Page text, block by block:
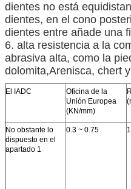
dientes no está
dientes, en el cono
dientes entre añade una
6. alta resistencia a la
abrasiva alta, como la
dolomita,Arenisca, chert
El IADC
Oficina de la
Unión Europea
(KN/mm)
No obstante lo
dispuesto en el
apartado 1
0.3 ~ 0.75